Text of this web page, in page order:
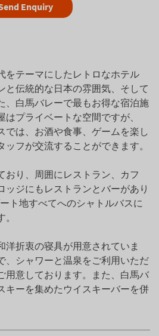
Enquiry
をテーマにしたレトロなホテル
と伝統的な日本の雰囲気、そして
、白馬バレーで最もお得な宿泊施
プライベートな空間ですが、
では、お酒や食事、ゲームを楽し
フが交流することができます。
おり、周囲にレストラン、カフ
ッジにもレストランとバーがあり
ト地すべてへのシャトルバスに
洋折衷の寝具が用意されていま
、シャワーと温泉をご利用いただ
用意しております。また、白馬バ
キーを集めたウイスキーバーを併